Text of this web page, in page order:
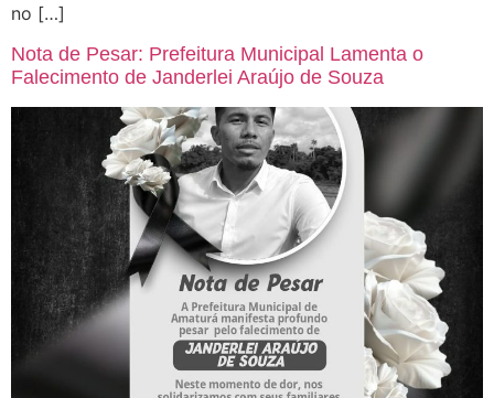
no […]
Nota de Pesar: Prefeitura Municipal Lamenta o
Falecimento de Janderlei Araújo de Souza